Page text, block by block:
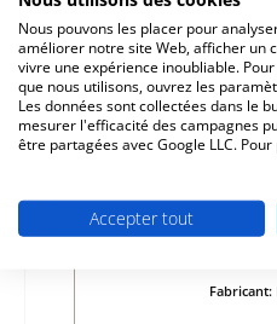
Fabricant:
Nous pouvons les placer pour
améliorer notre site Web, afficher un
vivre une expérience inoubliable.
que nous utilisons, ouvrez les
Les données sont collectées dans le
mesurer l'efficacité des campagnes
être partagées avec Google LLC.
Accepter tout